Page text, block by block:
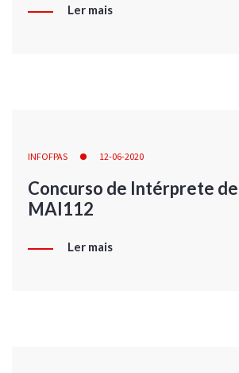
Ler mais
INFOFPAS 12-06-2020
Concurso de Intérprete de
MAI112
Ler mais